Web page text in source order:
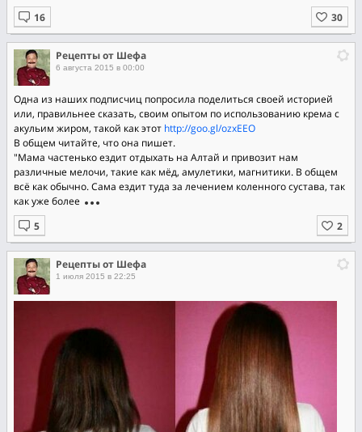
Рецепты от Шефа
6 августа 2015 в 00:00
Одна из наших подписчиц попросила поделиться своей историей
или, правильнее сказать, своим опытом по использованию крема с
акульим жиром, такой как этот http://goo.gl/ozxEEO
В общем читайте, что она пишет.
"Мама частенько ездит отдыхать на Алтай и привозит нам
различные мелочи, такие как мёд, амулетики, магнитики. В общем
всё как обычно. Сама ездит туда за лечением коленного сустава, так
как уже более
Рецепты от Шефа
1 июля 2015 в 22:25